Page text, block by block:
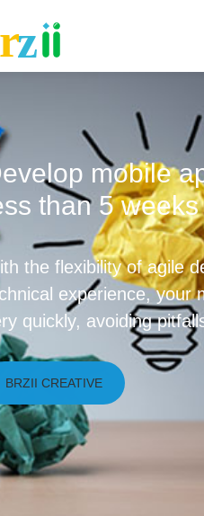
mobile
than 5 weeks
the flexibility of agile
experience, your
quickly, avoiding
BRZII CREATIVE